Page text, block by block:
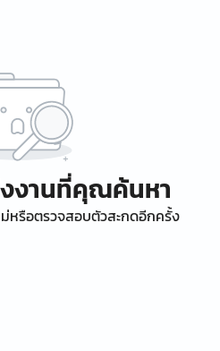
งานที่คุณค้นหา
หรือตรวจสอบตัวสะกดอีกครั้ง